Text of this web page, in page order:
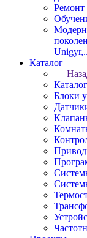
Ремонт
Каталог
Каталог
Блоки